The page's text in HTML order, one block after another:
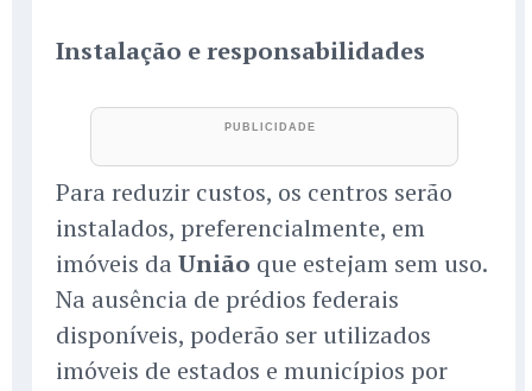
Instalação e responsabilidades
Para reduzir custos, os centros serão
instalados, preferencialmente, em
imóveis da União que estejam sem uso.
Na ausência de prédios federais
disponíveis, poderão ser utilizados
imóveis de estados e municípios por